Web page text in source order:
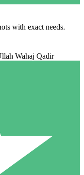
with exact needs.
Wahaj Qadir